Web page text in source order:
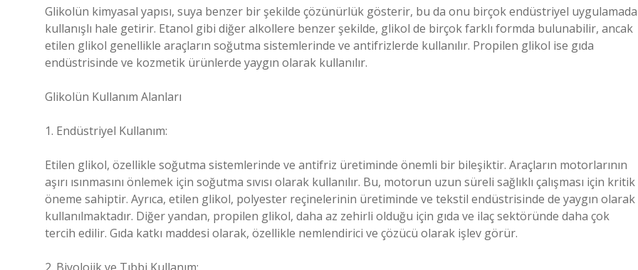
Glikolün kimyasal yapısı, suya benzer bir şekilde çözünürlük gösterir, bu da onu birçok endüstriyel uygulamada
kullanışlı hale getirir. Etanol gibi diğer alkollere benzer şekilde, glikol de birçok farklı formda bulunabilir, ancak
etilen glikol genellikle araçların soğutma sistemlerinde ve antifrizlerde kullanılır. Propilen glikol ise gıda
endüstrisinde ve kozmetik ürünlerde yaygın olarak kullanılır.
Glikolün Kullanım Alanları
1. Endüstriyel Kullanım:
Etilen glikol, özellikle soğutma sistemlerinde ve antifriz üretiminde önemli bir bileşiktir. Araçların motorlarının
aşırı ısınmasını önlemek için soğutma sıvısı olarak kullanılır. Bu, motorun uzun süreli sağlıklı çalışması için kritik
öneme sahiptir. Ayrıca, etilen glikol, polyester reçinelerinin üretiminde ve tekstil endüstrisinde de yaygın olarak
kullanılmaktadır. Diğer yandan, propilen glikol, daha az zehirli olduğu için gıda ve ilaç sektöründe daha çok
tercih edilir. Gıda katkı maddesi olarak, özellikle nemlendirici ve çözücü olarak işlev görür.